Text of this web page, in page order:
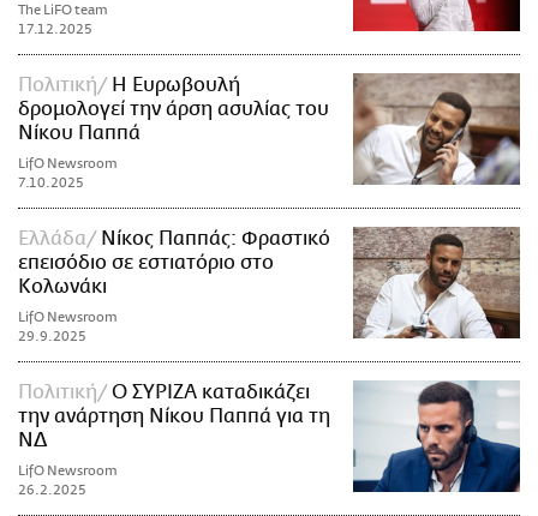
The LiFO team
17.12.2025
Πολιτική
Η Ευρωβουλή
δρομολογεί την άρση ασυλίας του
Νίκου Παππά
LifO Newsroom
7.10.2025
Ελλάδα
Νίκος Παππάς: Φραστικό
επεισόδιο σε εστιατόριο στο
Κολωνάκι
LifO Newsroom
29.9.2025
Πολιτική
Ο ΣΥΡΙΖΑ καταδικάζει
την ανάρτηση Νίκου Παππά για τη
ΝΔ
LifO Newsroom
26.2.2025